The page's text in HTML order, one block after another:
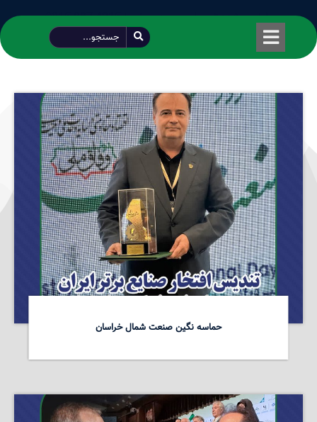
طراحی شده توسط محمود سیفی | 4215 887 0915
حماسه نگین صنعت شمال خراسان